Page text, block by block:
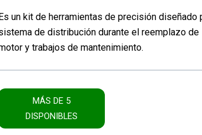
un kit de herramientas de precisión
de distribución durante el reemplazo
y trabajos de mantenimiento.
MÁS DE 5
DISPONIBLES